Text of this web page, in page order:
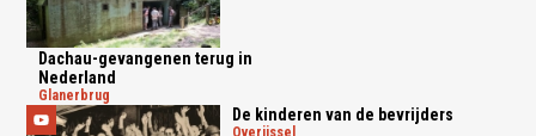
Dachau-gevangenen terug in
Nederland
glanerbrug
De kinderen van de bevrijders